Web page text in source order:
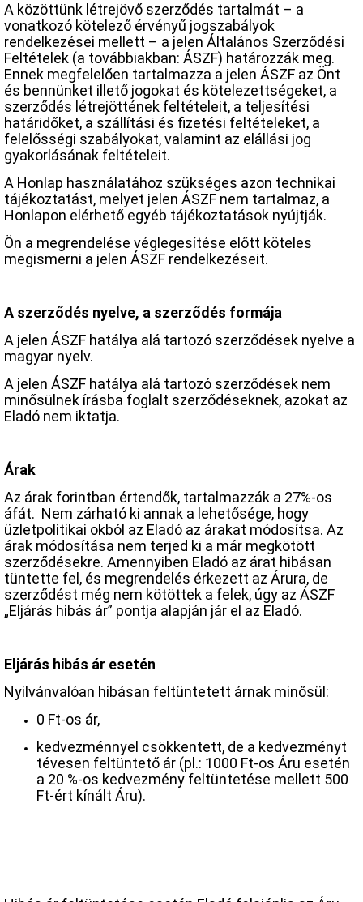
A közöttünk létrejövő szerződés tartalmát – a
vonatkozó kötelező érvényű jogszabályok
rendelkezései mellett – a jelen Általános Szerződési
Feltételek (a továbbiakban: ÁSZF) határozzák meg.
Ennek megfelelően tartalmazza a jelen ÁSZF az Önt
és bennünket illető jogokat és kötelezettségeket, a
szerződés létrejöttének feltételeit, a teljesítési
határidőket, a szállítási és fizetési feltételeket, a
felelősségi szabályokat, valamint az elállási jog
gyakorlásának feltételeit.
A Honlap használatához szükséges azon technikai
tájékoztatást, melyet jelen ÁSZF nem tartalmaz, a
Honlapon elérhető egyéb tájékoztatások nyújtják.
Ön a megrendelése véglegesítése előtt köteles
megismerni a jelen ÁSZF rendelkezéseit.
A szerződés nyelve, a szerződés formája
A jelen ÁSZF hatálya alá tartozó szerződések nyelve a
magyar nyelv.
A jelen ÁSZF hatálya alá tartozó szerződések nem
minősülnek írásba foglalt szerződéseknek, azokat az
Eladó nem iktatja.
Árak
Az árak forintban értendők, tartalmazzák a 27%-os
áfát. Nem zárható ki annak a lehetősége, hogy
üzletpolitikai okból az Eladó az árakat módosítsa. Az
árak módosítása nem terjed ki a már megkötött
szerződésekre. Amennyiben Eladó az árat hibásan
tüntette fel, és megrendelés érkezett az Árura, de
szerződést még nem kötöttek a felek, úgy az ÁSZF
„Eljárás hibás ár” pontja alapján jár el az Eladó.
Eljárás hibás ár esetén
Nyilvánvalóan hibásan feltüntetett árnak minősül:
0 Ft-os ár,
kedvezménnyel csökkentett, de a kedvezményt
tévesen feltüntető ár (pl.: 1000 Ft-os Áru esetén
a 20 %-os kedvezmény feltüntetése mellett 500
Ft-ért kínált Áru).